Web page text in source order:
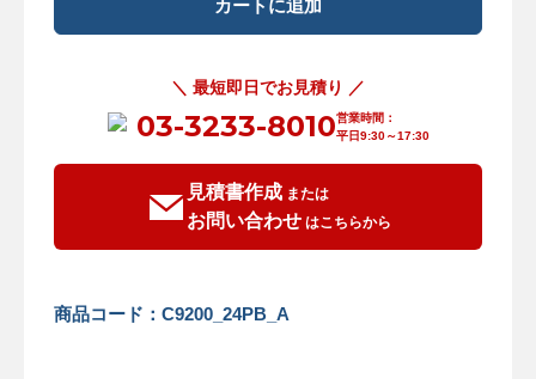
＼ 最短即日でお見積り ／
03-3233-8010営業時間：
平日9:30～17:30
見積書作成または
お問い合わせはこちらから
商品コード：C9200_24PB_A